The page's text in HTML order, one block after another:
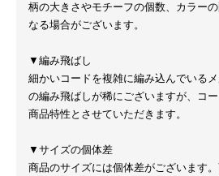
柄の大きさやモチーフの個数、カラー
なる場合がございます。
▼編み飛ばし
細かいコードを複雑に編み込んでいる
の編み飛ばしが稀にございますが、コ
商品特性とさせていただきます。
▼サイズの個体差
商品のサイズには個体差がございます